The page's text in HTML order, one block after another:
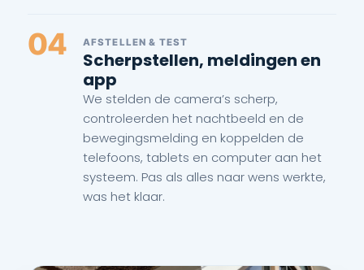
04 AFSTELLEN & TEST
Scherpstellen, meldingen en
app
We stelden de camera’s scherp,
controleerden het nachtbeeld en de
bewegingsmelding en koppelden de
telefoons, tablets en computer aan het
systeem. Pas als alles naar wens werkte,
was het klaar.